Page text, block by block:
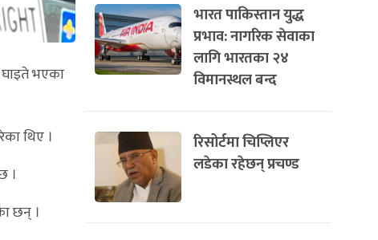
भएका
थिए ।
।
छन् ।
भारत पाकिस्तान युद्ध
प्रभाव: नागरिक सेवाका
लागि भारतका २४
विमानस्थल बन्द
रिसोर्टमा चिप्लिएर
लडेका रहेछन् प्रचण्ड